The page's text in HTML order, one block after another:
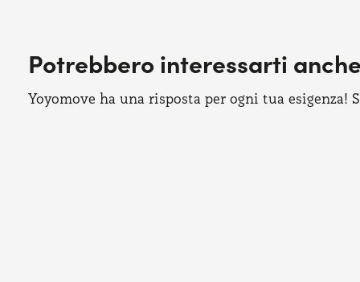
Potrebbero interessarti anche
Yoyomove ha una risposta per ogni tua